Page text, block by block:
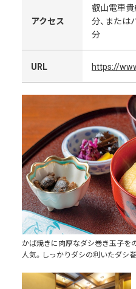
アクセス
叡山電車
分、または
分
URL https://
かば焼きに肉厚なダシ巻き玉子を
人気。しっかりダシの利いたダシ